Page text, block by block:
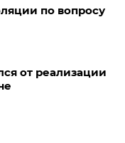
по вопросу
от реализации